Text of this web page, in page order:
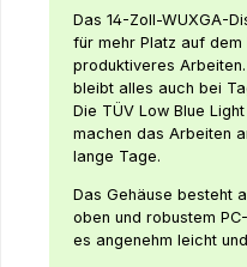
Das 14-Zoll-WUXGA-
für mehr Platz auf
produktiveres
bleibt alles auch bei
Die TÜV Low Blue
machen das Arbeiten
lange Tage.
Das Gehäuse besteht
oben und robustem
es angenehm leicht